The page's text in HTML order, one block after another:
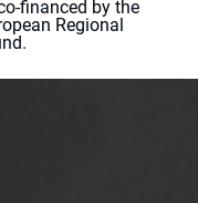
financed by the
Regional